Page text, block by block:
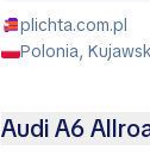
plichta.com.pl
Polonia,
Audi A6